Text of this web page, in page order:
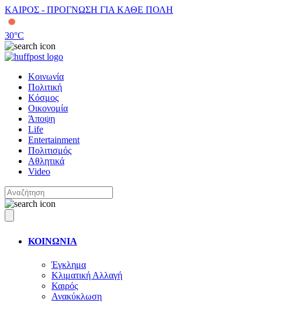
ΚΑΙΡΟΣ - ΠΡΟΓΝΩΣΗ ΓΙΑ ΚΑΘΕ ΠΟΛΗ
30°C
Κοινωνία
Πολιτική
Κόσμος
Οικονομία
Άποψη
Life
Entertainment
Πολιτισμός
Αθλητικά
Video
ΚΟΙΝΩΝΙΑ
Έγκλημα
Κλιματική Αλλαγή
Καιρός
Ανακύκλωση